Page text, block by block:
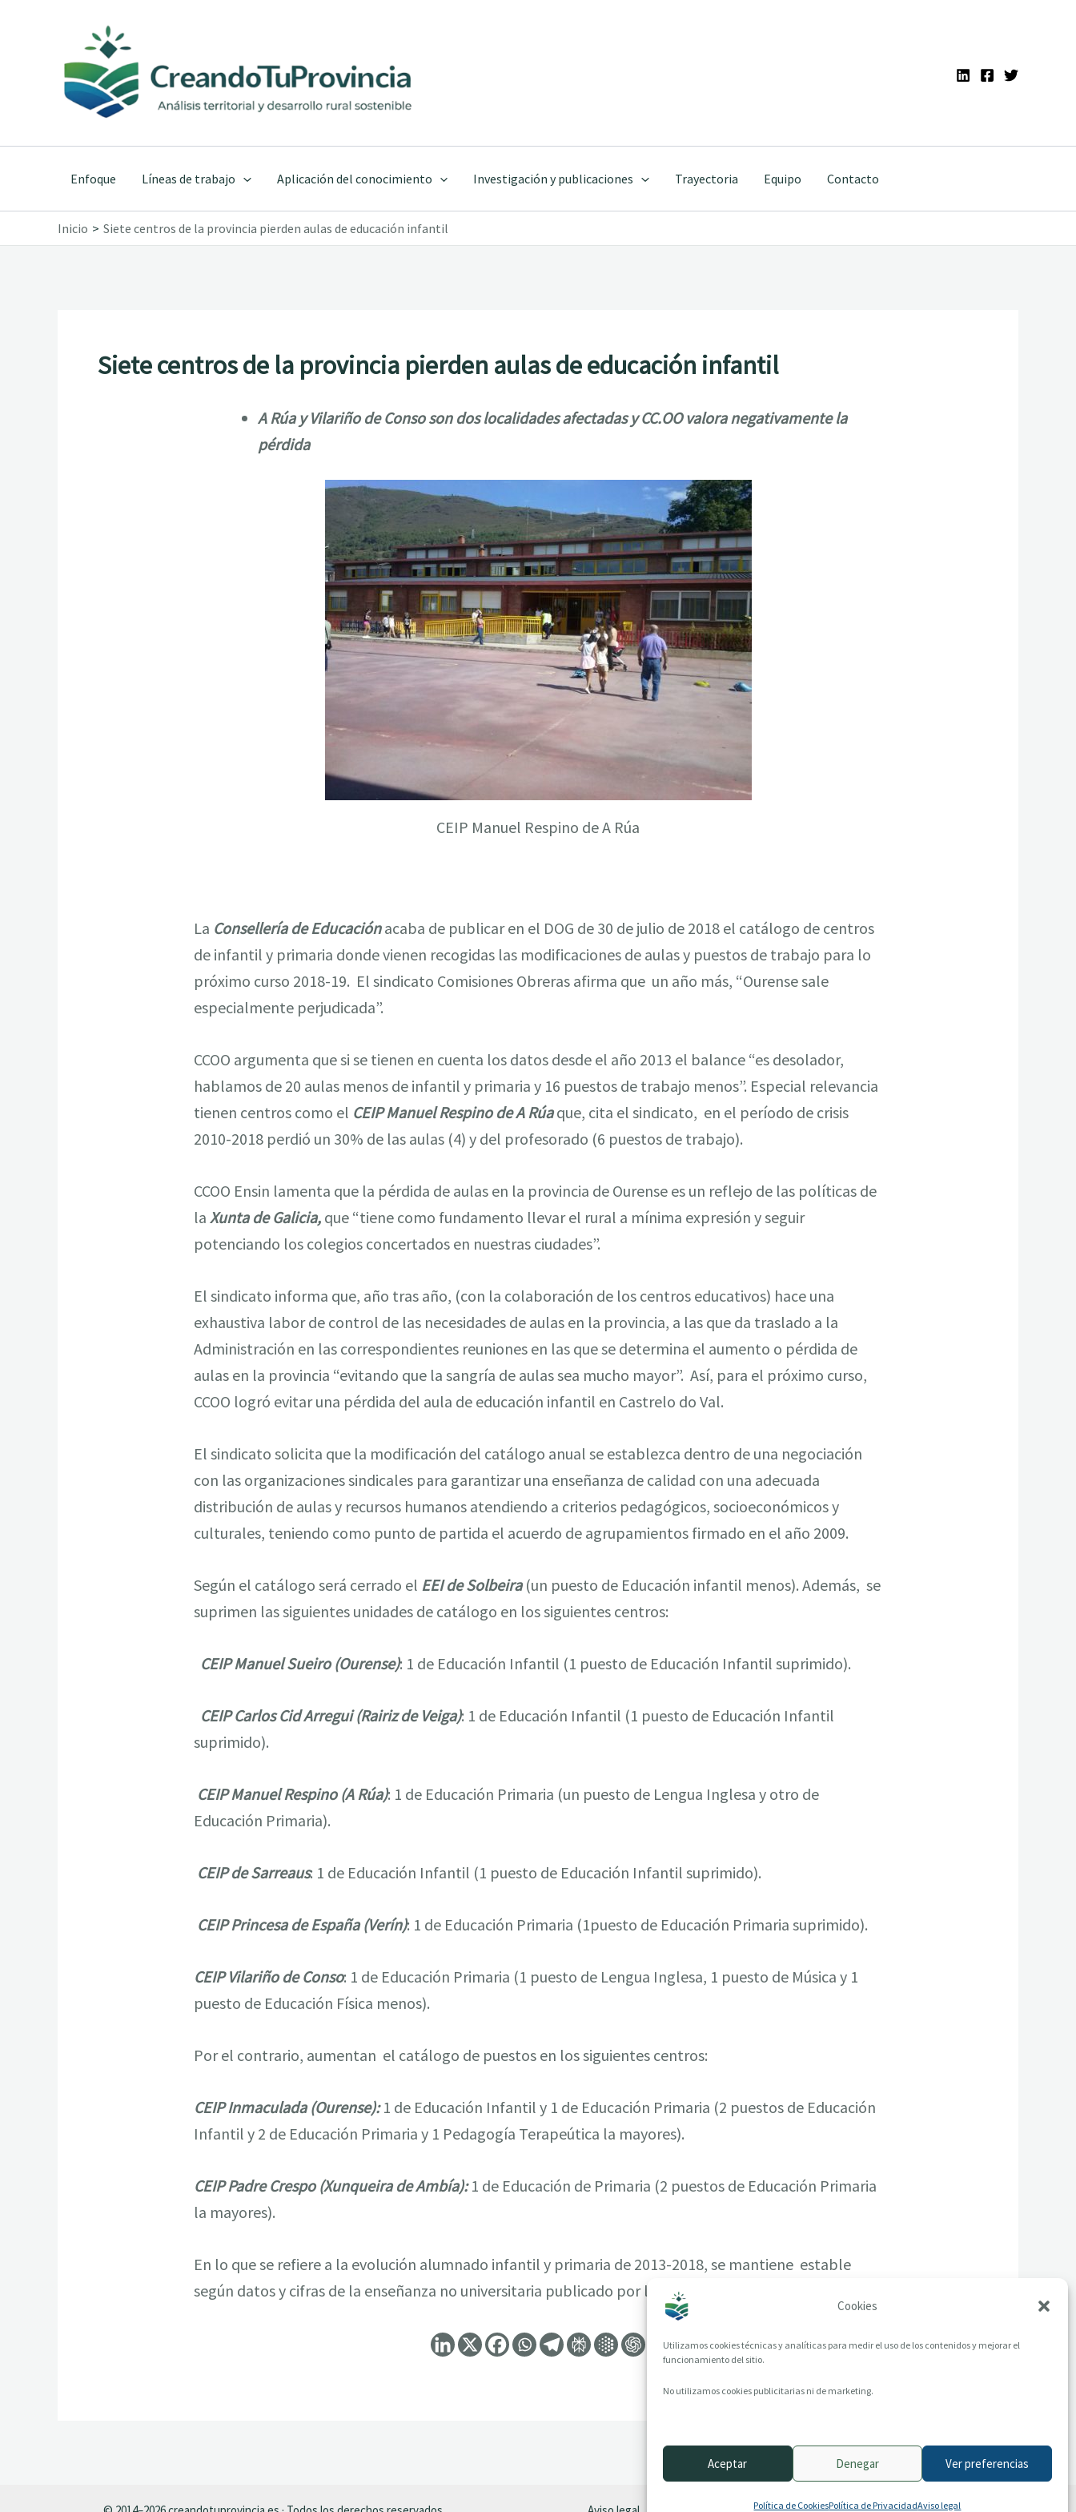
Cookies
Utilizamos cookies técnicas y analíticas para medir el uso de los contenidos y mejorar el
funcionamiento del sitio.
No utilizamos cookies publicitarias ni de marketing.
Aceptar Denegar Ver preferencias
Política de CookiesPolítica de PrivacidadAviso legal
contenido
Enfoque Líneas de trabajo Aplicación del conocimiento Investigación y publicaciones Trayectoria Equipo Contacto
Inicio Siete centros de la provincia pierden aulas de educación infantil
Siete centros de la provincia pierden aulas de educación infantil
A Rúa y Vilariño de Conso son dos localidades afectadas y CC.OO valora negativamente la
pérdida
CEIP Manuel Respino de A Rúa
La Consellería de Educaciónacaba de publicar en el DOG de 30 de julio de 2018 el catálogo de centros
de infantil y primaria donde vienen recogidas las modificaciones de aulas y puestos de trabajo para lo
próximo curso 2018-19. El sindicato Comisiones Obreras afirma que un año más, “Ourense sale
especialmente perjudicada”.
CCOO argumenta que si se tienen en cuenta los datos desde el año 2013 el balance “es desolador,
hablamos de 20 aulas menos de infantil y primaria y 16 puestos de trabajo menos”. Especial relevancia
tienen centros como el CEIP Manuel Respino de A Rúaque, cita el sindicato, en el período de crisis
2010-2018 perdió un 30% de las aulas (4) y del profesorado (6 puestos de trabajo).
CCOO Ensin lamenta que la pérdida de aulas en la provincia de Ourense es un reflejo de las políticas de
la Xunta de Galicia, que “tiene como fundamento llevar el rural a mínima expresión y seguir
potenciando los colegios concertados en nuestras ciudades”.
El sindicato informa que, año tras año, (con la colaboración de los centros educativos) hace una
exhaustiva labor de control de las necesidades de aulas en la provincia, a las que da traslado a la
Administración en las correspondientes reuniones en las que se determina el aumento o pérdida de
aulas en la provincia “evitando que la sangría de aulas sea mucho mayor”. Así, para el próximo curso,
CCOO logró evitar una pérdida del aula de educación infantil en Castrelo do Val.
El sindicato solicita que la modificación del catálogo anual se establezca dentro de una negociación
con las organizaciones sindicales para garantizar una enseñanza de calidad con una adecuada
distribución de aulas y recursos humanos atendiendo a criterios pedagógicos, socioeconómicos y
culturales, teniendo como punto de partida el acuerdo de agrupamientos firmado en el año 2009.
Según el catálogo será cerrado el EEI de Solbeira (un puesto de Educación infantil menos). Además, se
suprimen las siguientes unidades de catálogo en los siguientes centros:
CEIP Manuel Sueiro (Ourense): 1 de Educación Infantil (1 puesto de Educación Infantil suprimido).
CEIP Carlos Cid Arregui (Rairiz de Veiga): 1 de Educación Infantil (1 puesto de Educación Infantil
suprimido).
CEIP Manuel Respino (A Rúa): 1 de Educación Primaria (un puesto de Lengua Inglesa y otro de
Educación Primaria).
CEIP de Sarreaus: 1 de Educación Infantil (1 puesto de Educación Infantil suprimido).
CEIP Princesa de España (Verín): 1 de Educación Primaria (1puesto de Educación Primaria suprimido).
CEIP Vilariño de Conso: 1 de Educación Primaria (1 puesto de Lengua Inglesa, 1 puesto de Música y 1
puesto de Educación Física menos).
Por el contrario, aumentan el catálogo de puestos en los siguientes centros:
CEIP Inmaculada (Ourense):1 de Educación Infantil y 1 de Educación Primaria (2 puestos de Educación
Infantil y 2 de Educación Primaria y 1 Pedagogía Terapeútica la mayores).
CEIP Padre Crespo (Xunqueira de Ambía):1 de Educación de Primaria (2 puestos de Educación Primaria
la mayores).
En lo que se refiere a la evolución alumnado infantil y primaria de 2013-2018, se mantiene estable
según datos y cifras de la enseñanza no universitaria publicado por la Consellería de Educación.